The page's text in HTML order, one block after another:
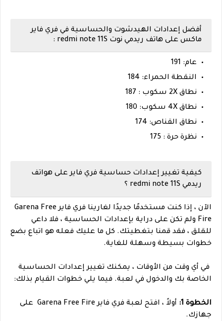
أفضل إعدادات الهيدشوت والحساسية في فري فاير
ماكس على هاتف ريدمي نوت redmi note 11S :
عام: 191
النقطة الحمراء: 184
نطاق 2X سكوب : 187
نطاق 4X سكوب: 180
نطاق القناص: 174
نظرة حرة : 175
كيفية تغيير إعدادات حساسية فري فاير على هواتف
ريدمي redmi note 11S ؟
الآن ، إذا كنت مستخدمًا جديدًا لغارينا فري فاير Garena Free
Fire ولم تكن على دراية بإعدادات الحساسية ، فلا داعي
للقلق ، فقد قمنا بتغطيتك. كل ما عليك فعله هو اتباع بضع
خطوات بسيطة وسهلة للغاية.
في أي وقت من الأوقات ، يمكنك تغيير إعدادات الحساسية
الخاصة بك والدخول في لعبة. فيما يلي خطوات القيام بذلك:
الخطوة 1:
أولاً ، افتح لعبة فري فاير Garena Free Fire على
جهازك.